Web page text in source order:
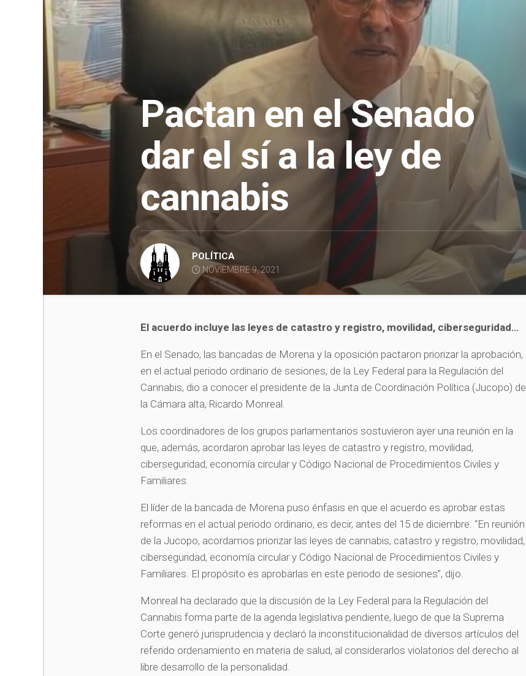
Pactan en el Senado
dar el sí a la ley de
cannabis
POLÍTICA
NOVIEMBRE 9, 2021
El acuerdo incluye las leyes de catastro y registro, movilidad, ciberseguridad…
En el Senado, las bancadas de Morena y la oposición pactaron priorizar la aprobación,
en el actual periodo ordinario de sesiones, de la Ley Federal para la Regulación del
Cannabis, dio a conocer el presidente de la Junta de Coordinación Política (Jucopo) de
la Cámara alta, Ricardo Monreal.
Los coordinadores de los grupos parlamentarios sostuvieron ayer una reunión en la
que, además, acordaron aprobar las leyes de catastro y registro, movilidad,
ciberseguridad, economía circular y Código Nacional de Procedimientos Civiles y
Familiares.
El líder de la bancada de Morena puso énfasis en que el acuerdo es aprobar estas
reformas en el actual periodo ordinario, es decir, antes del 15 de diciembre. “En reunión
de la Jucopo, acordamos priorizar las leyes de cannabis, catastro y registro, movilidad,
ciberseguridad, economía circular y Código Nacional de Procedimientos Civiles y
Familiares. El propósito es aprobarlas en este periodo de sesiones”, dijo.
Monreal ha declarado que la discusión de la Ley Federal para la Regulación del
Cannabis forma parte de la agenda legislativa pendiente, luego de que la Suprema
Corte generó jurisprudencia y declaró la inconstitucionalidad de diversos artículos del
referido ordenamiento en materia de salud, al considerarlos violatorios del derecho al
libre desarrollo de la personalidad.